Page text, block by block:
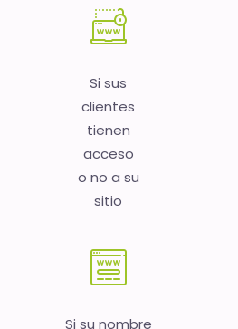
Si sus
clientes
tienen
acceso
o no a su
sitio
Si su nombre